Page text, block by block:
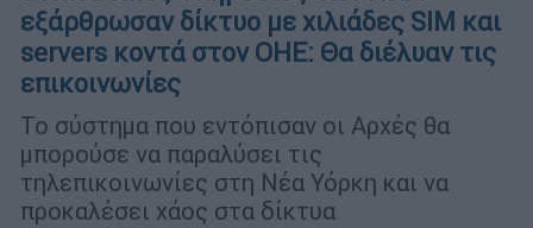
εξάρθρωσαν δίκτυο με χιλιάδες SIM και
servers κοντά στον ΟΗΕ: Θα διέλυαν τις
επικοινωνίες
Το σύστημα που εντόπισαν οι Αρχές θα
μπορούσε να παραλύσει τις
τηλεπικοινωνίες στη Νέα Υόρκη και να
προκαλέσει χάος στα δίκτυα